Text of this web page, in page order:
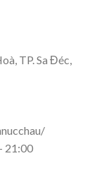
TP. Sa Đéc,
21:00